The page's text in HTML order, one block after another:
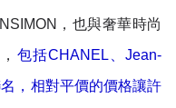
，也與奢華時尚
包括CHANEL、Jean-
，相對平價的價格讓許